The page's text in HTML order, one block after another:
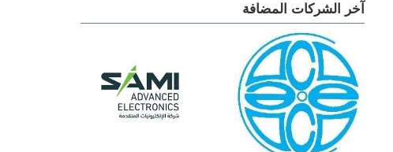
تخدم أي سيناريو تراسل مهما كان معقدا عبر إضافة ومعايرة
عناصر ديناميكية (dynamic items) وتجهيز إعدادات التواصل
للاطلاع على كافة التفاصيل عبر الموقع :
http://www.plutosms.com/zagel
آخر الشركات المضافة